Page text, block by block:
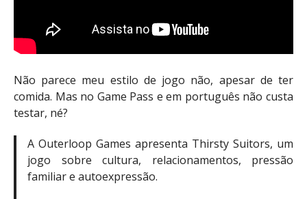
Não parece meu estilo de jogo não, apesar de ter
comida. Mas no Game Pass e em português não custa
testar, né?
A Outerloop Games apresenta Thirsty Suitors, um
jogo sobre cultura, relacionamentos, pressão
familiar e autoexpressão.